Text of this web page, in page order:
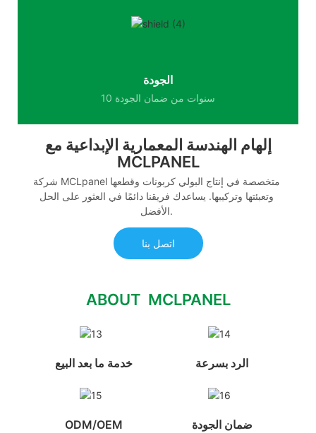
الجودة
10 سنوات من ضمان الجودة
إلهام الهندسة المعمارية الإبداعية مع
MCLPANEL
شركة MCLpanel متخصصة في إنتاج البولي كربونات وقطعها
وتعبئتها وتركيبها. يساعدك فريقنا دائمًا في العثور على الحل
الأفضل.
اتصل بنا
ABOUT MCLPANEL
خدمة ما بعد البيع الرد بسرعة
ODM/OEM ضمان الجودة